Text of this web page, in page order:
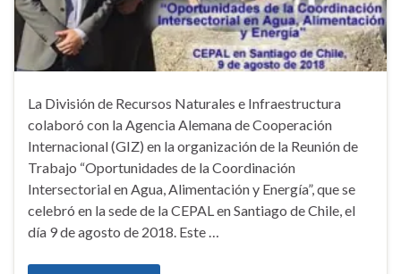
La División de Recursos Naturales e Infraestructura
colaboró con la Agencia Alemana de Cooperación
Internacional (GIZ) en la organización de la Reunión de
Trabajo “Oportunidades de la Coordinación
Intersectorial en Agua, Alimentación y Energía”, que se
celebró en la sede de la CEPAL en Santiago de Chile, el
día 9 de agosto de 2018. Este …